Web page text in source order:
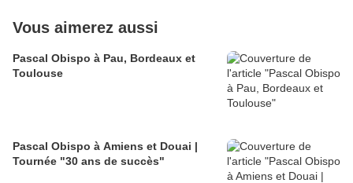
Vous aimerez aussi
Pascal Obispo à Pau, Bordeaux et
Toulouse
Pascal Obispo à Amiens et Douai |
Tournée "30 ans de succès"